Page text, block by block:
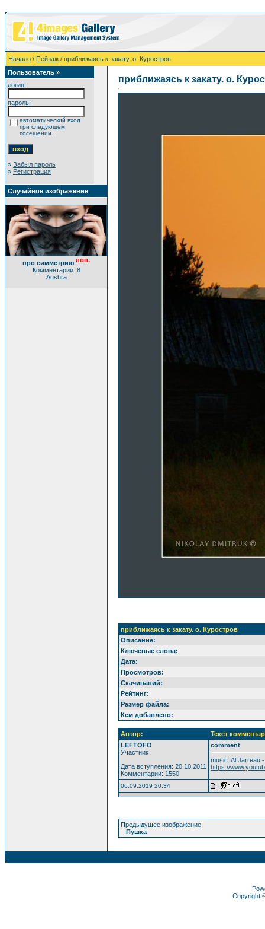
Начало / Пейзаж / приближаясь к закату. о. Куростров
Пользователь »
логин:
пароль:
автоматический вход
при следующем
посещении.
» Забыл пароль
» Регистрация
Случайное изображение
про симметрию нов.
Комментарии: 8
Aushra
приближаясь к закату. о.
приближаясь к закату. о. Куростров
Описание:
Ключевые слова:
Дата:
Просмотров:
Скачиваний:
Рейтинг:
Размер файла:
Кем добавлено:
Автор:
Текст
LEFTOFO
Участник
Дата вступления: 20.10.2011
Комментарии: 1550
comment
music: Al Jarreau
https://
06.09.2019 20:34
Предыдущее изображение:
Пушка
Copyright